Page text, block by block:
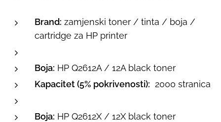
Brand: zamjenski toner / tinta / boja /
cartridge za HP printer
Boja: HP Q2612A / 12A black toner
Kapacitet (5% pokrivenosti): 2000 stranica
Boja: HP Q2612X / 12X black toner